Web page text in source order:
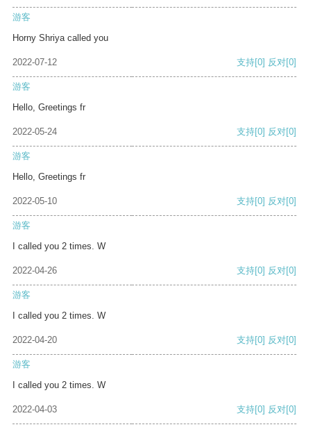
游客
Horny Shriya called you
2022-07-12 支持[0] 反对[0]
游客
Hello, Greetings fr
2022-05-24 支持[0] 反对[0]
游客
Hello, Greetings fr
2022-05-10 支持[0] 反对[0]
游客
I called you 2 times. W
2022-04-26 支持[0] 反对[0]
游客
I called you 2 times. W
2022-04-20 支持[0] 反对[0]
游客
I called you 2 times. W
2022-04-03 支持[0] 反对[0]